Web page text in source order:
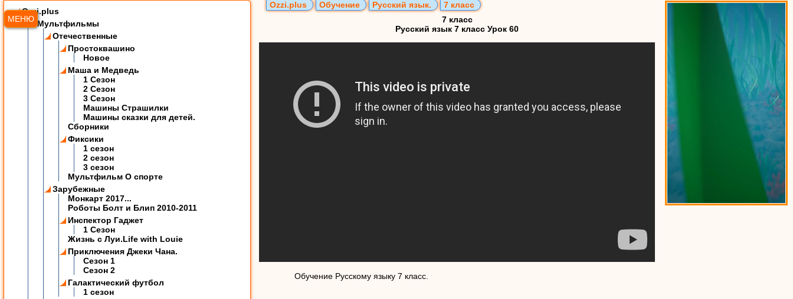
МЕНЮ
Ozzi.plus
Мультфильмы
Отечественные
Простоквашино
Новое
Маша и Медведь
1 Сезон
2 Сезон
3 Сезон
Машины Страшилки
Машины сказки для детей.
Сборники
Фиксики
1 сезон
2 сезон
3 сезон
Мультфильм О спорте
Зарубежные
Монкарт 2017...
Роботы Болт и Блип 2010-2011
Инспектор Гаджет
1 Сезон
Жизнь с Луи.Life with Louie
Приключения Джеки Чана.
Сезон 1
Сезон 2
Галактический футбол
1 сезон
Ozzi.plus Обучение Русский язык.
7 класс
7 класс
Русский язык 7 класс Урок 60
Обучение Русскому языку 7 класс.